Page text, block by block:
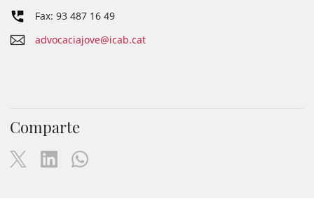
Fax: 93 487 16 49
advocaciajove@icab.cat
Comparte